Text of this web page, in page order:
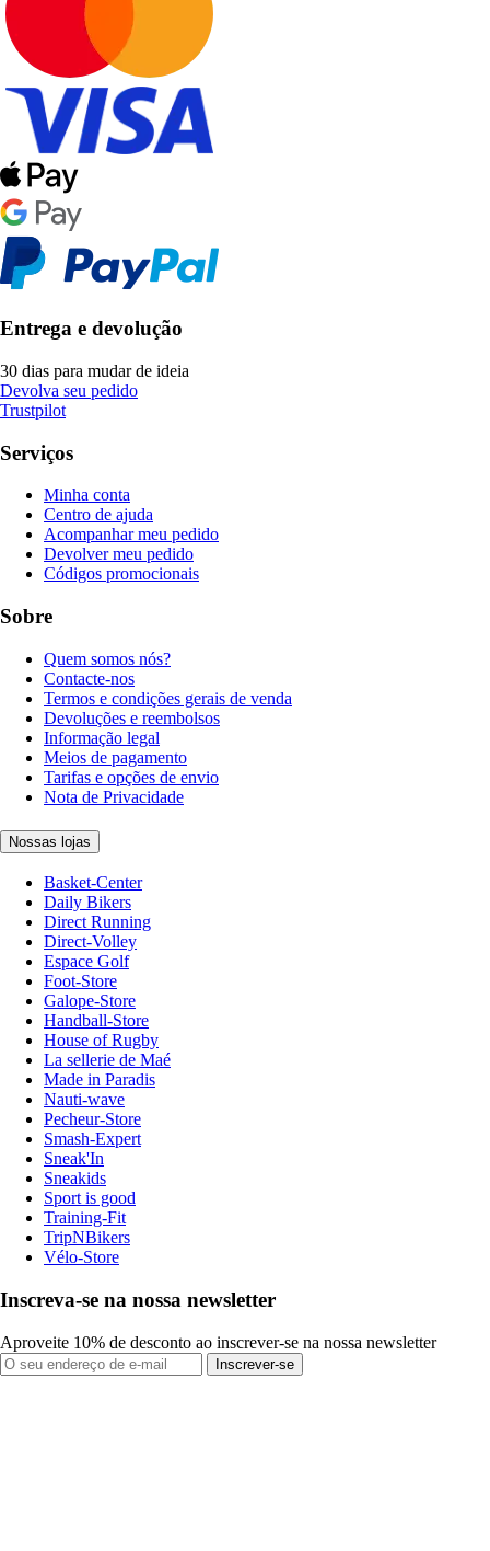
Entrega e devolução
30 dias para mudar de ideia
Devolva seu pedido
Trustpilot
Serviços
Minha conta
Centro de ajuda
Acompanhar meu pedido
Devolver meu pedido
Códigos promocionais
Sobre
Quem somos nós?
Contacte-nos
Termos e condições gerais de venda
Devoluções e reembolsos
Informação legal
Meios de pagamento
Tarifas e opções de envio
Nota de Privacidade
Nossas lojas
Basket-Center
Daily Bikers
Direct Running
Direct-Volley
Espace Golf
Foot-Store
Galope-Store
Handball-Store
House of Rugby
La sellerie de Maé
Made in Paradis
Nauti-wave
Pecheur-Store
Smash-Expert
Sneak'In
Sneakids
Sport is good
Training-Fit
TripNBikers
Vélo-Store
Inscreva-se na nossa newsletter
Aproveite 10% de desconto ao inscrever-se na nossa newsletter
Inscrever-se